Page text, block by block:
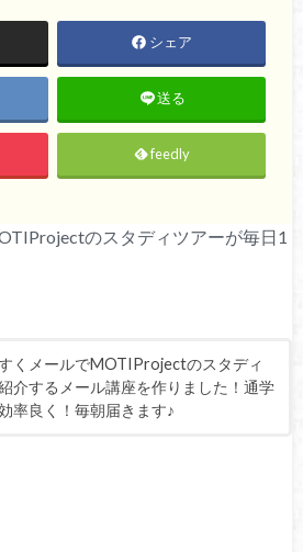
シェア
送る
feedly
のスタディツアーが毎日1
くメールでMOTIProjectのスタディ
介するメール講座を作りました！通学
率良く！毎朝届きます♪